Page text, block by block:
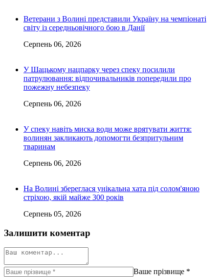
Ветерани з Волині представили Україну на чемпіонаті
світу із середньовічного бою в Данії
Серпень 06, 2026
У Шацькому нацпарку через спеку посилили
патрулювання: відпочивальників попередили про
пожежну небезпеку
Серпень 06, 2026
У спеку навіть миска води може врятувати життя:
волинян закликають допомогти безпритульним
тваринам
Серпень 06, 2026
На Волині збереглася унікальна хата під солом'яною
стріхою, якій майже 300 років
Серпень 05, 2026
Залишити коментар
Ваше прізвище *